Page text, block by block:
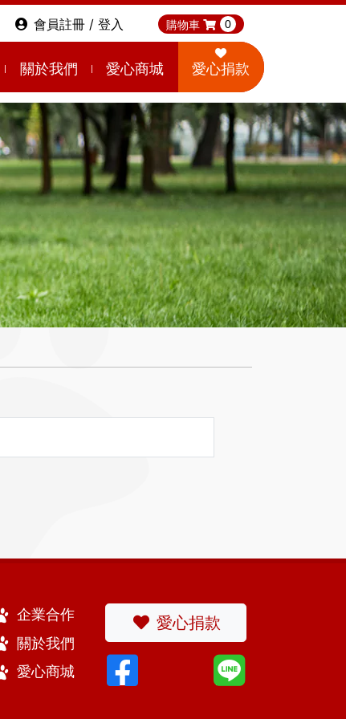
會員註冊 / 登入 購物車 0
關於我們 愛心商城 愛心捐款
企業合作
關於我們
愛心商城
愛心捐款